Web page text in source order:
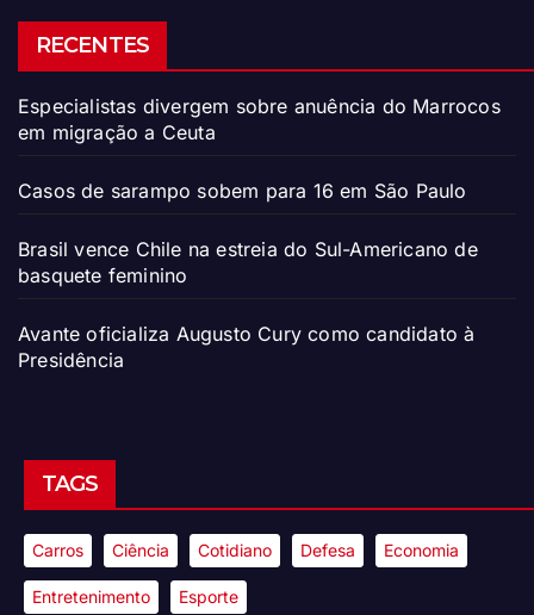
RECENTES
Especialistas divergem sobre anuência do Marrocos
em migração a Ceuta
Casos de sarampo sobem para 16 em São Paulo
Brasil vence Chile na estreia do Sul-Americano de
basquete feminino
Avante oficializa Augusto Cury como candidato à
Presidência
TAGS
Carros Ciência Cotidiano Defesa Economia
Entretenimento Esporte